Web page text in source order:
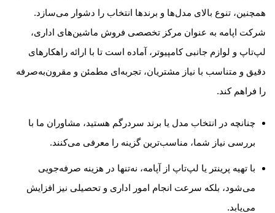
همچنین، تنوع بالای مدل‌ها و برندها انتخاب را دشوار می‌سازد.
شرکت اپامه به عنوان مرکز تخصصی فروش ماشین‌های اداری،
لپ‌تاپ و لوازم جانبی کامپیوتر، آماده است تا با ارائه راهکارهای
دقیق و متناسب با نیاز مشتریان، تجربه‌ای مطمئن و مقرون‌به‌صرفه
را فراهم کند.
چنانچه در انتخاب مدل یا برند سردرگم هستید، مشاوران ما با
بررسی نیاز شما، مناسب‌ترین گزینه را معرفی می‌کنند.
با تهیه پرینتر یا لپ‌تاپ از آپامه، نه‌تنها در هزینه صرفه‌جویی
می‌شود، بلکه سرعت انجام امور اداری و تحصیلی نیز افزایش
می‌یابد.